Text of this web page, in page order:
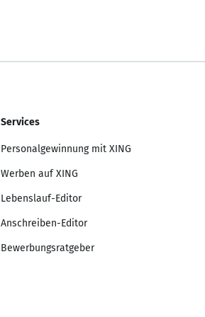
Services
Personalgewinnung mit XING
Werben auf XING
Lebenslauf-Editor
Anschreiben-Editor
Bewerbungsratgeber